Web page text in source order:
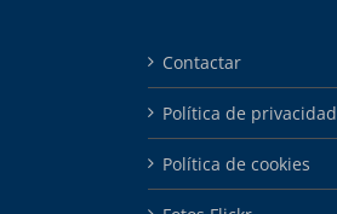
Contactar
Política de privacidad
Política de cookies